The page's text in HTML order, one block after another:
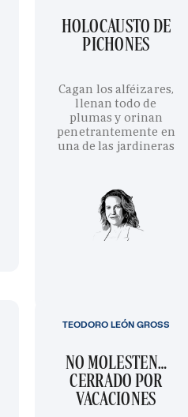
HOLOCAUSTO DE
PICHONES
Cagan los alféizares,
llenan todo de
plumas y orinan
penetrantemente en
una de las jardineras
NO MOLESTEN…
CERRADO POR
VACACIONES
TEODORO LEÓN GROSS